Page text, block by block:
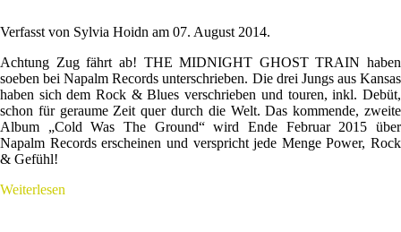
Verfasst von Sylvia Hoidn am 07. August 2014.
Achtung Zug fährt ab! THE MIDNIGHT GHOST TRAIN haben
soeben bei Napalm Records unterschrieben. Die drei Jungs aus Kansas
haben sich dem Rock & Blues verschrieben und touren, inkl. Debüt,
schon für geraume Zeit quer durch die Welt. Das kommende, zweite
Album „Cold Was The Ground“ wird Ende Februar 2015 über
Napalm Records erscheinen und verspricht jede Menge Power, Rock
& Gefühl!
Weiterlesen